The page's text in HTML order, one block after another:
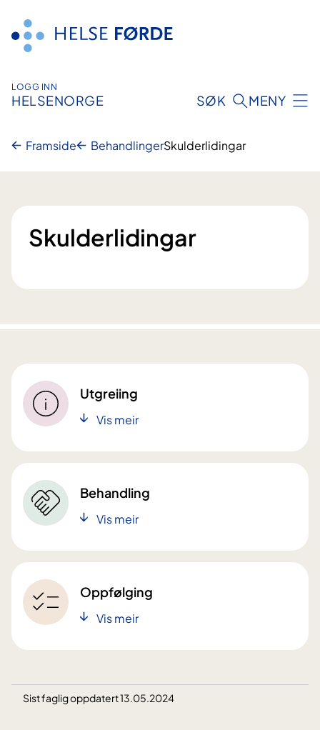
innhald
LOGG INN
HELSENORGE SØK MENY
Framside BehandlingerSkulderlidingar
Skulderlidingar
Utgreiing
Vis meir
Behandling
Vis meir
Oppfølging
Vis meir
Sist faglig oppdatert 13.05.2024